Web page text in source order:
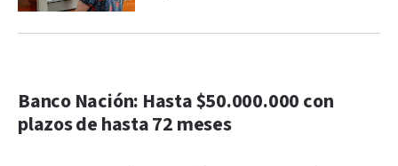
Banco Nación: Hasta $50.000.000 con
plazos de hasta 72 meses